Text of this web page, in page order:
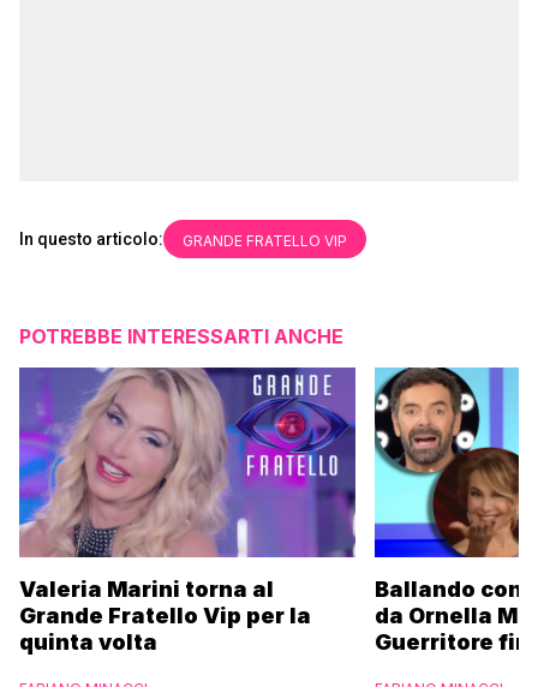
In questo articolo: GRANDE FRATELLO VIP
POTREBBE INTERESSARTI ANCHE
Valeria Marini torna al
Grande Fratello Vip per la
quinta volta
Ballando con
da Ornella
Guerritore